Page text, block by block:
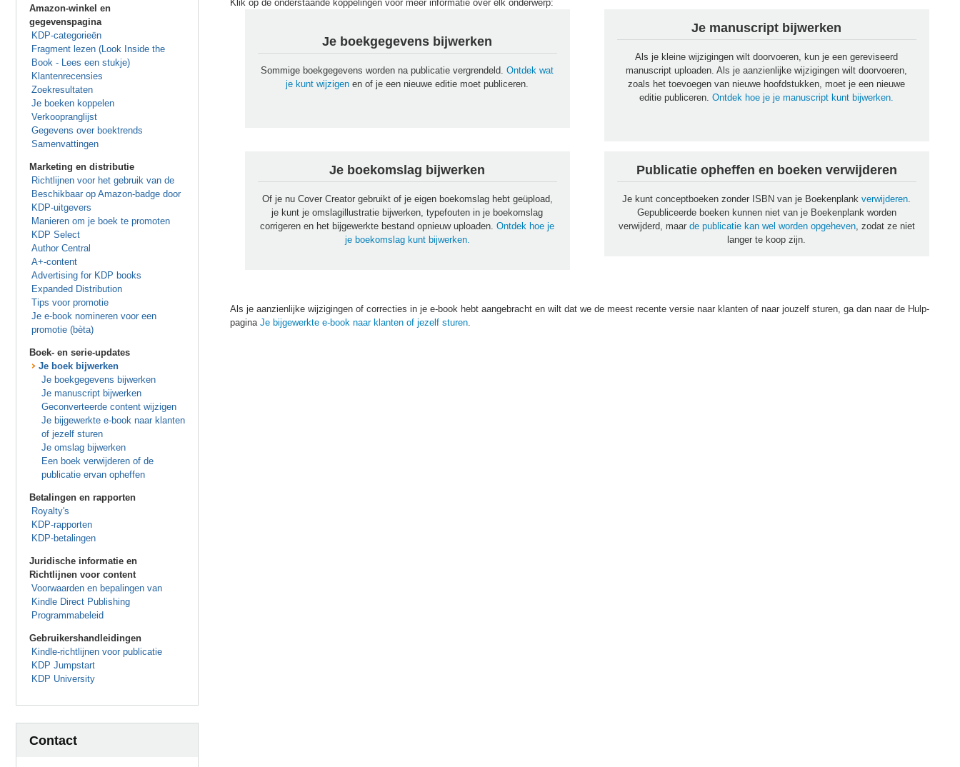
Amazon-winkel en
gegevenspagina
KDP-categorieën
Fragment lezen (Look Inside the
Book - Lees een stukje)
Klantenrecensies
Zoekresultaten
Je boeken koppelen
Verkoopranglijst
Gegevens over boektrends
Samenvattingen
Marketing en distributie
Richtlijnen voor het gebruik van de
Beschikbaar op Amazon-badge door
KDP-uitgevers
Manieren om je boek te promoten
KDP Select
Author Central
A+-content
Advertising for KDP books
Expanded Distribution
Tips voor promotie
Je e-book nomineren voor een
promotie (bèta)
Boek- en serie-updates
Je boek bijwerken
Je boekgegevens bijwerken
Je manuscript bijwerken
Geconverteerde content wijzigen
Je bijgewerkte e-book naar klanten
of jezelf sturen
Je omslag bijwerken
Een boek verwijderen of de
publicatie ervan opheffen
Betalingen en rapporten
Royalty's
KDP-rapporten
KDP-betalingen
Juridische informatie en
Richtlijnen voor content
Voorwaarden en bepalingen van
Kindle Direct Publishing
Programmabeleid
Gebruikershandleidingen
Kindle-richtlijnen voor publicatie
KDP Jumpstart
KDP University
Contact
Klik op de onderstaande koppelingen voor meer informatie over elk onderwerp:
Je boekgegevens bijwerken
Sommige boekgegevens worden na publicatie vergrendeld.Ontdek wat
je kunt wijzigen en of je een nieuwe editie moet publiceren.
Je manuscript bijwerken
Als je kleine wijzigingen wilt doorvoeren, kun je een gereviseerd
manuscript uploaden. Als je aanzienlijke wijzigingen wilt doorvoeren,
zoals het toevoegen van nieuwe hoofdstukken, moet je een nieuwe
editie publiceren.Ontdek hoe je je manuscript kunt bijwerken.
Je boekomslag bijwerken
Of je nu Cover Creator gebruikt of je eigen boekomslag hebt geüpload,
je kunt je omslagillustratie bijwerken, typefouten in je boekomslag
corrigeren en het bijgewerkte bestand opnieuw uploaden.Ontdek hoe je
je boekomslag kunt bijwerken.
Publicatie opheffen en boeken verwijderen
Je kunt conceptboeken zonder ISBN van je Boekenplankverwijderen.
Gepubliceerde boeken kunnen niet van je Boekenplank worden
verwijderd, maar de publicatie kan wel worden opgeheven, zodat ze niet
langer te koop zijn.
Als je aanzienlijke wijzigingen of correcties in je e-book hebt aangebracht en wilt dat we de meest recente versie naar klanten of naar jouzelf sturen, ga dan naar de Hulp-
pagina Je bijgewerkte e-book naar klanten of jezelf sturen.